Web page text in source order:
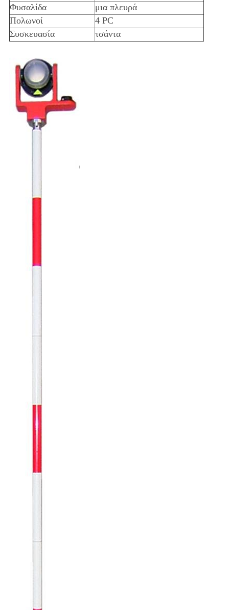
Φυσαλίδα
μια πλευρά
Πολωνοί
4 PC
Συσκευασία
τσάντα